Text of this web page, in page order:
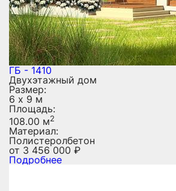
ГБ - 1410
Двухэтажный дом
Размер:
6 х 9 м
Площадь:
108.00 м2
Материал:
Полистеролбетон
от 3 456 000 ₽
Подробнее